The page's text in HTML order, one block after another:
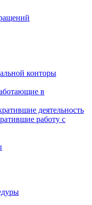
конторы
в
деятельность
работу с